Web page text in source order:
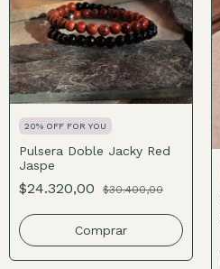
20% OFF FOR YOU
Pulsera Doble Jacky Red
Jaspe
$24.320,00 $30.400,00
Comprar